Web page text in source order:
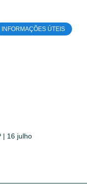
INFORMAÇÕES ÚTEIS
| 16 julho